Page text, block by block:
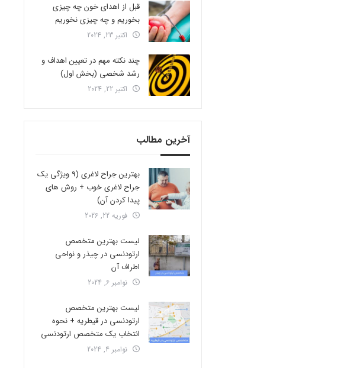
قبل از اهدای خون چه چیزی
بخوریم و چه چیزی نخوریم
اکتبر 23, 2024
چند نکته مهم در تعیین اهداف و
رشد شخصی (بخش اول)
اکتبر 22, 2024
آخرین مطالب
بهترین جراح لاغری (9 ویژگی یک
جراح لاغری خوب + روش های
پیدا کردن آن)
فوریه 22, 2026
لیست بهترین متخصص
ارتودنسی در چیذر و نواحی
اطراف آن
نوامبر 6, 2024
لیست بهترین متخصص
ارتودنسی در قیطریه + نحوه
انتخاب یک متخصص ارتودنسی
نوامبر 4, 2024